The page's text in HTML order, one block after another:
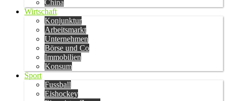
China
Wirtschaft
Konjunktur
Arbeitsmarkt
Unternehmen
Börse und Co
Immobilien
Konsum
Sport
Fussball
Eishockey